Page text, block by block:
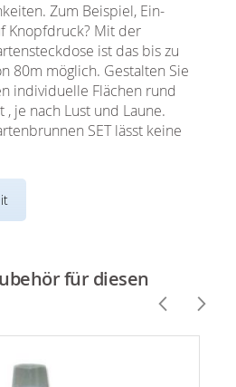
Zum Beispiel, Ein-
Knopfdruck? Mit der
ist das bis zu
80m möglich. Gestalten Sie
individuelle Flächen rund
, je nach Lust und Laune.
SET lässt keine
für diesen